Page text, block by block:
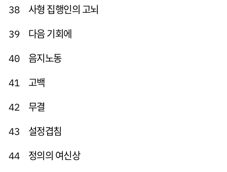
38 사형 집행인의 고뇌
39 다음 기회에
40 음지노동
41 고백
42 무결
43 설정겹침
44 정의의 여신상